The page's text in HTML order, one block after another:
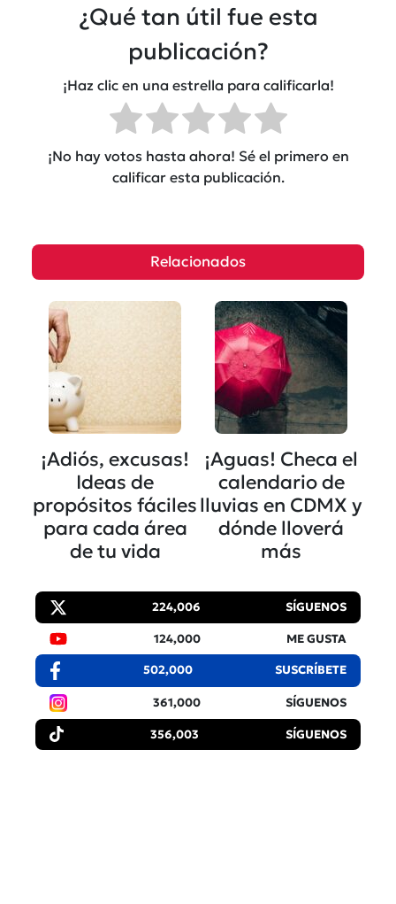
¿Qué tan útil fue esta
publicación?
¡Haz clic en una estrella para calificarla!
¡No hay votos hasta ahora! Sé el primero en
calificar esta publicación.
Relacionados
¡Adiós, excusas!
Ideas de
propósitos fáciles
para cada área
de tu vida
¡Aguas! Checa el
calendario de
lluvias en CDMX y
dónde lloverá
más
224,006 SÍGUENOS
124,000 ME GUSTA
502,000 SUSCRÍBETE
361,000 SÍGUENOS
356,003 SÍGUENOS